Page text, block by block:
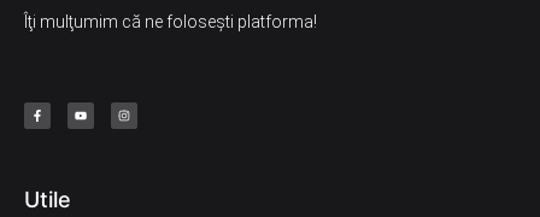
Îţi mulţumim că ne foloseşti platforma!
Utile